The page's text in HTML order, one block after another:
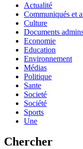
Actualité
Communiqués et
Culture
Documents
Economie
Education
Environnement
Médias
Politique
Sante
Societé
Société
Sports
Une
Chercher